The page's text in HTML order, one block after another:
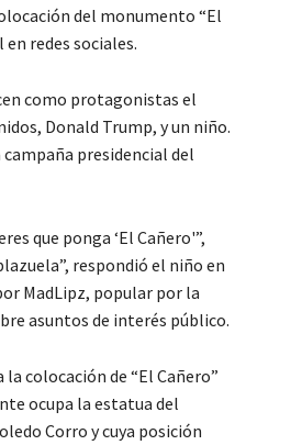
del monumento “El
en redes sociales.
como protagonistas el
Donald Trump, y un niño.
presidencial del
que ponga ‘El Cañero'”,
respondió el niño en
MadLipz, popular por la
asuntos de interés público.
colocación de “El Cañero”
ocupa la estatua del
Corro y cuya posición